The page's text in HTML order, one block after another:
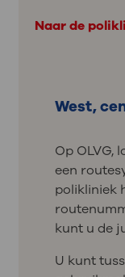
Naar de
West,
Op OLVG,
een
polikliniek
kunt u de
U kunt